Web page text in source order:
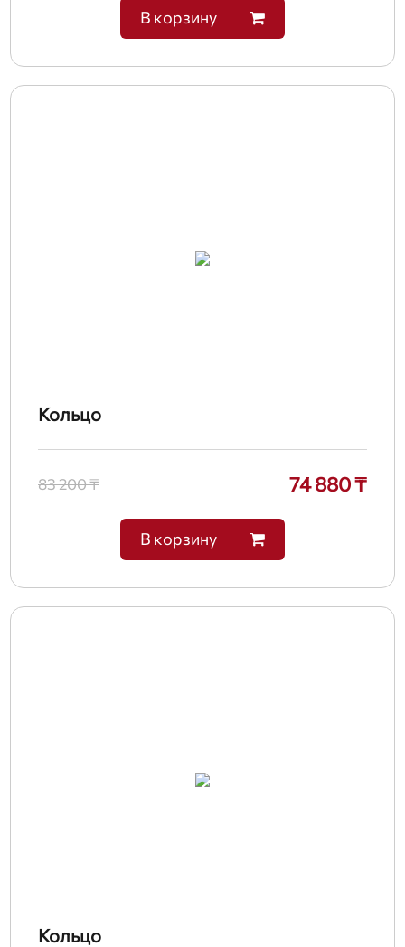
В корзину
Кольцо
83 200 ₸ 74 880 ₸
В корзину
Кольцо